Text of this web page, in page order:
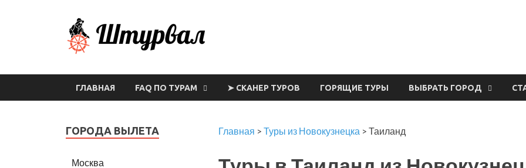
ГЛАВНАЯ FAQ ПО ТУРАМ ➤ СКАНЕР ТУРОВ ГОРЯЩИЕ ТУРЫ ВЫБРАТЬ ГОРОД
Главная > Туры из Новокузнецка > Таиланд
ГОРОДА ВЫЛЕТА
Москва